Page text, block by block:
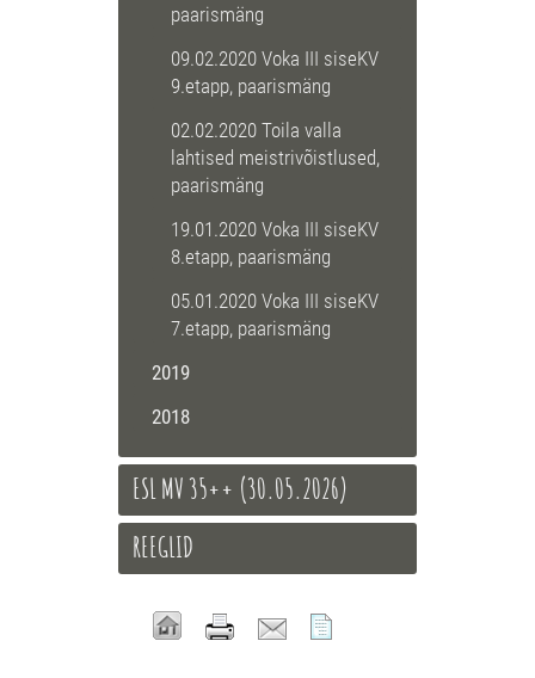
paarismäng
09.02.2020 Voka III siseKV
9.etapp, paarismäng
02.02.2020 Toila valla
lahtised meistrivõistlused,
paarismäng
19.01.2020 Voka III siseKV
8.etapp, paarismäng
05.01.2020 Voka III siseKV
7.etapp, paarismäng
2019
2018
ESL MV 35++ (30.05.2026)
REEGLID